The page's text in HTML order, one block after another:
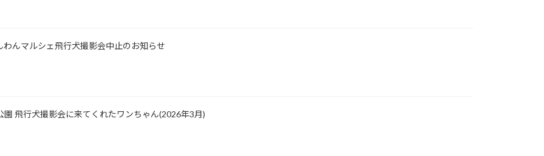
んマルシェ飛行犬撮影会中止のお知らせ
飛行犬撮影会に来てくれたワンちゃん(2026年3月)